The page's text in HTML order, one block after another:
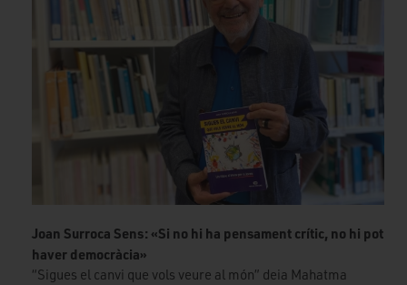
Joan Surroca Sens: «Si no hi ha pensament crític, no hi pot
haver democràcia»
“Sigues el canvi que vols veure al món” deia Mahatma